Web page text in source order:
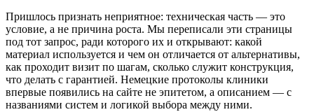
Пришлось признать неприятное: техническая часть — это
условие, а не причина роста. Мы переписали эти страницы
под тот запрос, ради которого их и открывают: какой
материал используется и чем он отличается от альтернативы,
как проходит визит по шагам, сколько служит конструкция,
что делать с гарантией. Немецкие протоколы клиники
впервые появились на сайте не эпитетом, а описанием — с
названиями систем и логикой выбора между ними.